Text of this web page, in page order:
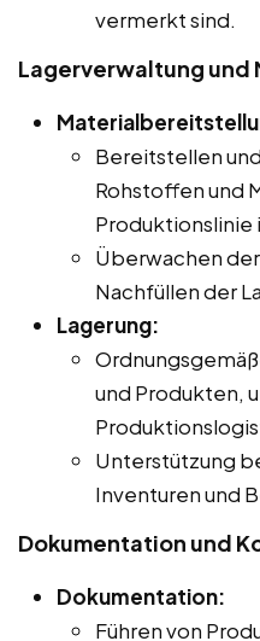
vermerkt sind.
Lagerverwaltung und
Bereitstellen
Rohstoffen und
Produktionslinie
Überwachen
Nachfüllen der
Lagerung:
und Produkten,
Unterstützung
Inventuren und
Dokumentation und
Dokumentation:
Führen von